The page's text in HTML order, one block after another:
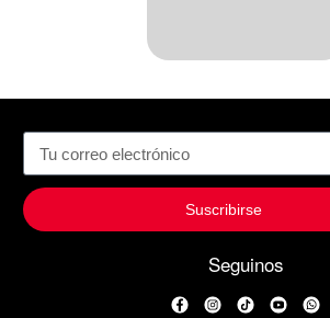
Suscribirse
Seguinos
FacebookInstagram
TikTok